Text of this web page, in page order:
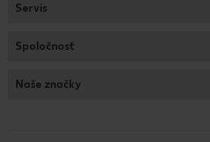
Servis
Spoločnosť
Naše značky